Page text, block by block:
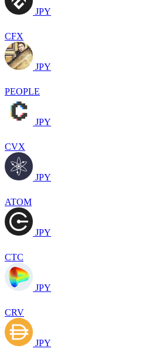
JPY
CFX
JPY
PEOPLE
JPY
CVX
JPY
ATOM
JPY
CTC
JPY
CRV
JPY